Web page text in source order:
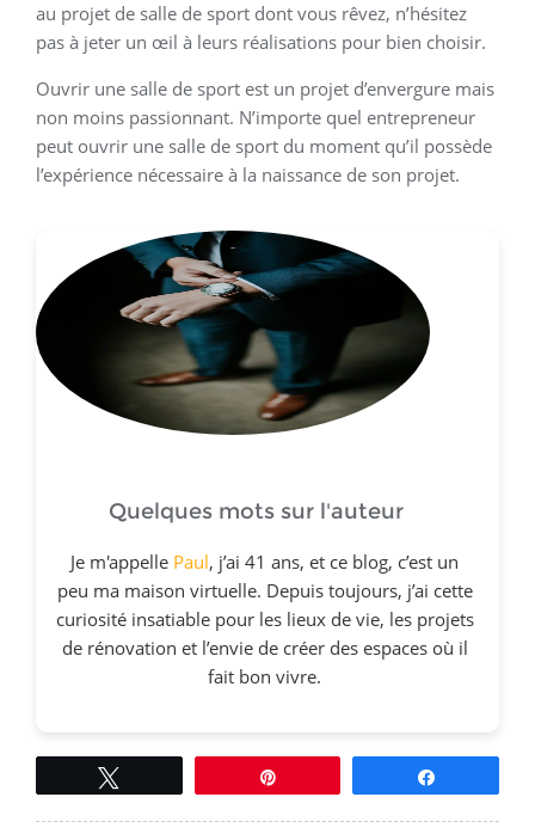
au projet de salle de sport dont vous rêvez, n’hésitez
pas à jeter un œil à leurs réalisations pour bien choisir.
Ouvrir une salle de sport est un projet d’envergure mais
non moins passionnant. N’importe quel entrepreneur
peut ouvrir une salle de sport du moment qu’il possède
l’expérience nécessaire à la naissance de son projet.
Quelques mots sur l'auteur
Je m'appelle Paul, j’ai 41 ans, et ce blog, c’est un
peu ma maison virtuelle. Depuis toujours, j’ai cette
curiosité insatiable pour les lieux de vie, les projets
de rénovation et l’envie de créer des espaces où il
fait bon vivre.